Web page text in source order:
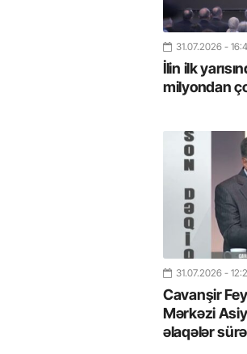
31.07.2026 -
İlin ilk
milyondan
31.07.2026 -
Cavanşir
Mərkəzi
əlaqələr